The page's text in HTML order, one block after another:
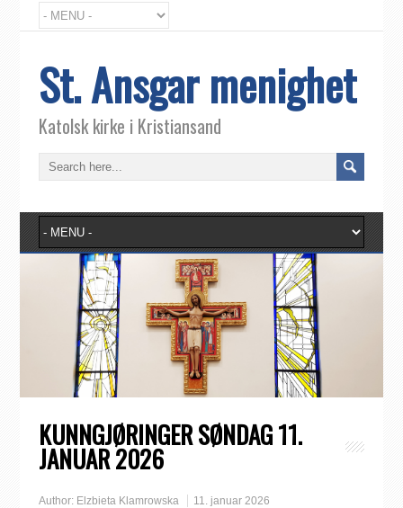
St. Ansgar menighet
Katolsk kirke i Kristiansand
KUNNGJØRINGER SØNDAG 11.
JANUAR 2026
Author: Elzbieta Klamrowska 11. januar 2026